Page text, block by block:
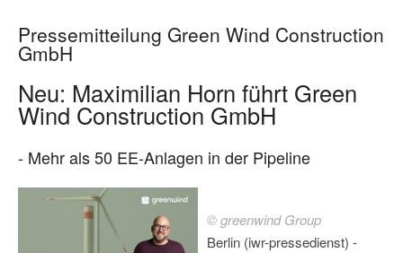
Pressemitteilung Green Wind Construction
GmbH
Neu: Maximilian Horn führt Green
Wind Construction GmbH
- Mehr als 50 EE-Anlagen in der Pipeline
© greenwind Group
Berlin (iwr-pressedienst) -